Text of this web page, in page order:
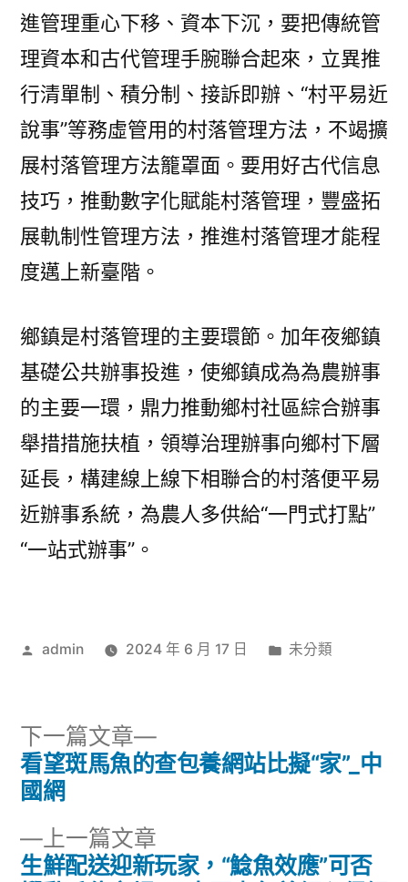
進管理重心下移、資本下沉，要把傳統管
理資本和古代管理手腕聯合起來，立異推
行清單制、積分制、接訴即辦、“村平易近
說事”等務虛管用的村落管理方法，不竭擴
展村落管理方法籠罩面。要用好古代信息
技巧，推動數字化賦能村落管理，豐盛拓
展軌制性管理方法，推進村落管理才能程
度邁上新臺階。
鄉鎮是村落管理的主要環節。加年夜鄉鎮
基礎公共辦事投進，使鄉鎮成為為農辦事
的主要一環，鼎力推動鄉村社區綜合辦事
舉措措施扶植，領導治理辦事向鄉村下層
延長，構建線上線下相聯合的村落便平易
近辦事系統，為農人多供給“一門式打點”
“一站式辦事”。
作
admin 2024 年 6 月 17 日
分
未分類
文
導
上一篇文章
一
生鮮配送迎新玩家，“鯰魚效應”可否
下一篇文章
下
一
看望斑馬魚的查包養網站比擬“家”_中
國網